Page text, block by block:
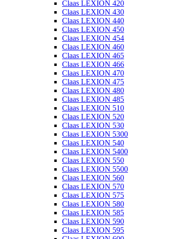
Claas LEXION 420
Claas LEXION 430
Claas LEXION 440
Claas LEXION 450
Claas LEXION 454
Claas LEXION 460
Claas LEXION 465
Claas LEXION 466
Claas LEXION 470
Claas LEXION 475
Claas LEXION 480
Claas LEXION 485
Claas LEXION 510
Claas LEXION 520
Claas LEXION 530
Claas LEXION 5300
Claas LEXION 540
Claas LEXION 5400
Claas LEXION 550
Claas LEXION 5500
Claas LEXION 560
Claas LEXION 570
Claas LEXION 575
Claas LEXION 580
Claas LEXION 585
Claas LEXION 590
Claas LEXION 595